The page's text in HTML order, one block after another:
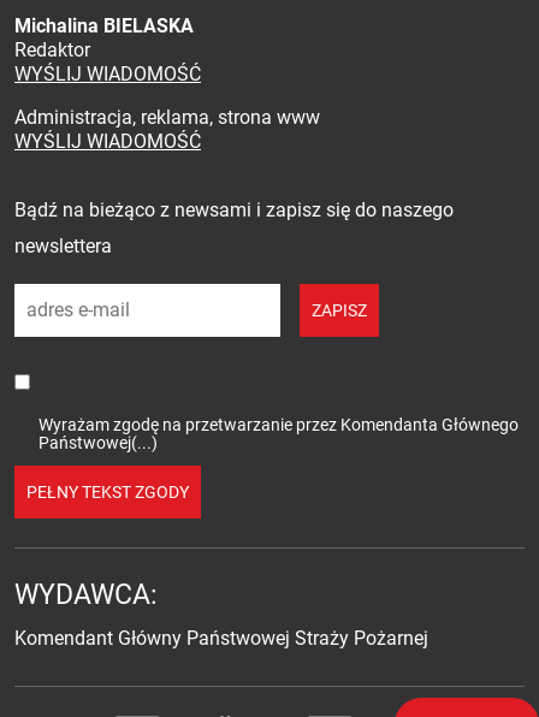
Zapisz się do newslettera
Bądź na bieżąco z newsami i zapisz się do naszego
newslettera
adres e-mail ZAPISZ
Wyrażam zgodę na przetwarzanie przez Komendanta Głównego
Państwowej(...)
PEŁNY TEKST ZGODY
WYDAWCA:
Komendant Główny Państwowej Straży Pożarnej
Michalina BIELASKA
Redaktor
WYŚLIJ WIADOMOŚĆ
Administracja, reklama, strona www
WYŚLIJ WIADOMOŚĆ